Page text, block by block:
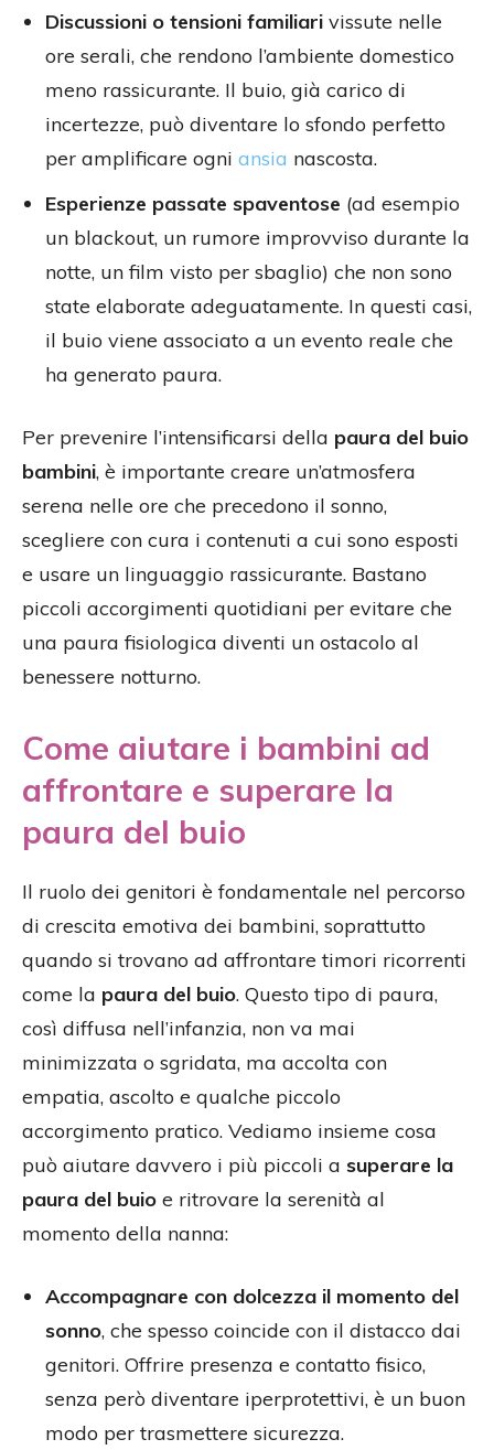
Discussioni o tensioni familiari vissute nelle
ore serali, che rendono l’ambiente domestico
meno rassicurante. Il buio, già carico di
incertezze, può diventare lo sfondo perfetto
per amplificare ogni ansia nascosta.
Esperienze passate spaventose (ad esempio
un blackout, un rumore improvviso durante la
notte, un film visto per sbaglio) che non sono
state elaborate adeguatamente. In questi casi,
il buio viene associato a un evento reale che
ha generato paura.
Per prevenire l’intensificarsi della paura del buio
bambini, è importante creare un’atmosfera
serena nelle ore che precedono il sonno,
scegliere con cura i contenuti a cui sono esposti
e usare un linguaggio rassicurante. Bastano
piccoli accorgimenti quotidiani per evitare che
una paura fisiologica diventi un ostacolo al
benessere notturno.
Come aiutare i bambini ad
affrontare e superare la
paura del buio
Il ruolo dei genitori è fondamentale nel percorso
di crescita emotiva dei bambini, soprattutto
quando si trovano ad affrontare timori ricorrenti
come la paura del buio. Questo tipo di paura,
così diffusa nell’infanzia, non va mai
minimizzata o sgridata, ma accolta con
empatia, ascolto e qualche piccolo
accorgimento pratico. Vediamo insieme cosa
può aiutare davvero i più piccoli a superare la
paura del buio e ritrovare la serenità al
momento della nanna:
Accompagnare con dolcezza il momento del
sonno, che spesso coincide con il distacco dai
genitori. Offrire presenza e contatto fisico,
senza però diventare iperprotettivi, è un buon
modo per trasmettere sicurezza.